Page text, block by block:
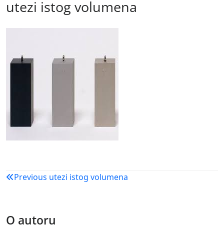
utezi istog volumena
Navigacija
Previous utezi istog volumena
O autoru